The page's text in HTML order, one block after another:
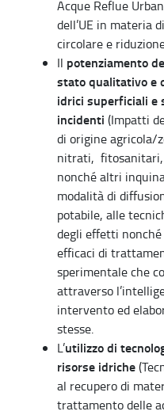
Acque Reflue
dell’UE in materia
circolare e
Il potenziamento
stato qualitativo e
idrici superficiali e
incidenti (Impatti
di origine agricola/
nitrati, fitosanitari,
nonché altri
modalità di
potabile, alle
degli effetti nonché
efficaci di
sperimentale che
attraverso
intervento ed
stesse.
L’utilizzo di
risorse idriche
al recupero di
trattamento delle